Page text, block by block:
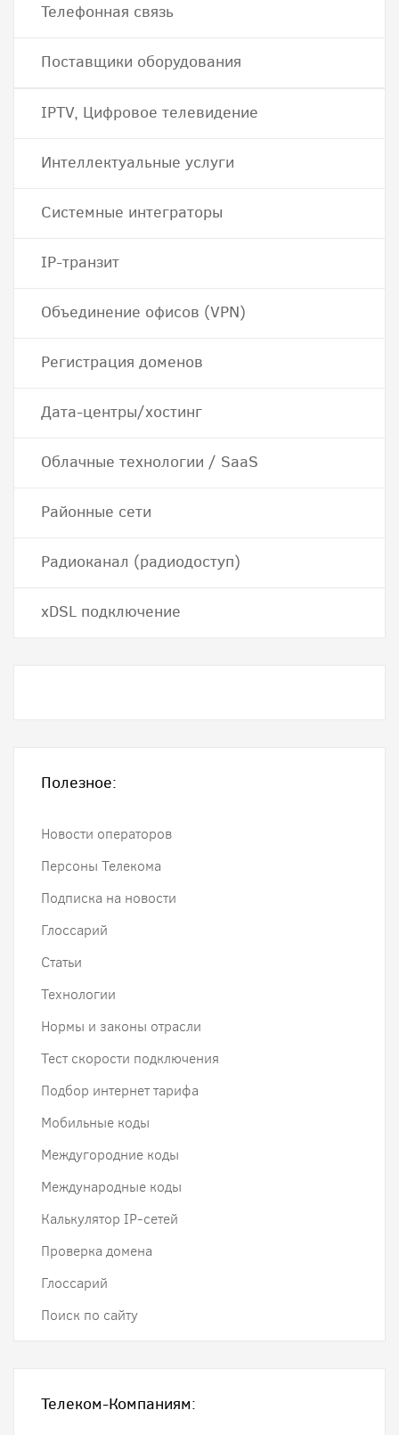
Телефонная связь
Поставщики оборудования
IPTV, Цифровое телевидение
Интеллектуальные услуги
Системные интеграторы
IP-транзит
Объединение офисов (VPN)
Регистрация доменов
Дата-центры/хостинг
Облачные технологии / SaaS
Районные сети
Радиоканал (радиодоступ)
хDSL подключение
Полезное:
Новости операторов
Персоны Телекома
Подписка на новости
Глоссарий
Статьи
Технологии
Нормы и законы отрасли
Тест скорости подключения
Подбор интернет тарифа
Мобильные коды
Междугородние коды
Международные коды
Калькулятор IP-сетей
Проверка домена
Глоссарий
Поиск по сайту
Телеком-Компаниям: